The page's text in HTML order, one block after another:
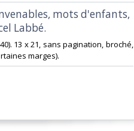
mots d'enfants,
Labbé.‎
13 x 21, sans pagination, broché,
marges).‎